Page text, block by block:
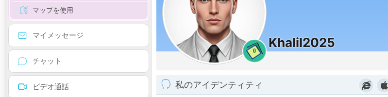
マップを使用
マイメッセージ
チャット
ビデオ通話
0
Khalil2025
私のアイデンティティ